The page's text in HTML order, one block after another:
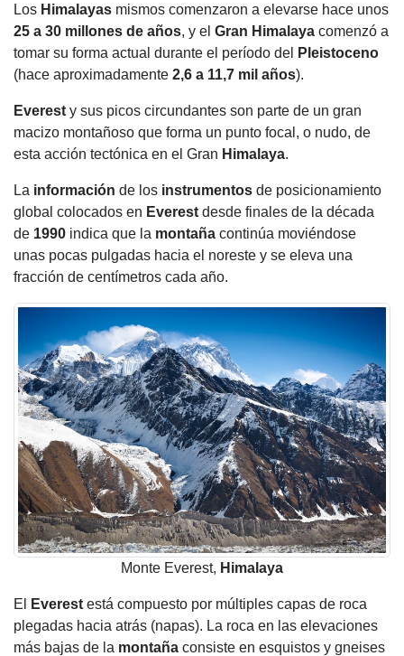
Los Himalayas mismos comenzaron a elevarse hace unos
25 a 30 millones de años, y el Gran Himalaya comenzó a
tomar su forma actual durante el período del
Pleistoceno
(hace aproximadamente 2,6 a 11,7 mil años).
Everest y sus picos circundantes son parte de un gran
macizo montañoso que forma un punto focal, o nudo, de
esta acción tectónica en el Gran Himalaya.
La información de los instrumentos de posicionamiento
global colocados en Everest desde finales de la década
de 1990 indica que la montaña continúa moviéndose
unas pocas pulgadas hacia el noreste y se eleva una
fracción de centímetros cada año.
Monte Everest, Himalaya
El Everest está compuesto por múltiples capas de roca
plegadas hacia atrás (napas). La roca en las elevaciones
más bajas de la montaña consiste en esquistos y gneises